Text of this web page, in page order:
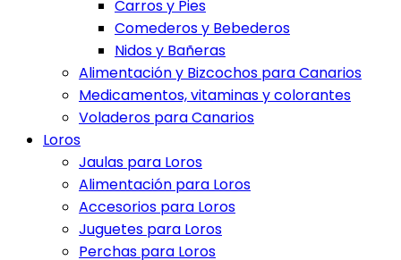
Carros y Pies
Comederos y Bebederos
Nidos y Bañeras
Alimentación y Bizcochos para Canarios
Medicamentos, vitaminas y colorantes
Voladeros para Canarios
Loros
Jaulas para Loros
Alimentación para Loros
Accesorios para Loros
Juguetes para Loros
Perchas para Loros